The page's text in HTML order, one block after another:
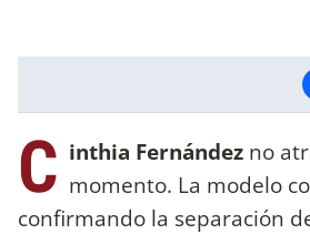
C inthia Fernández no
momento. La modelo
confirmando la separación